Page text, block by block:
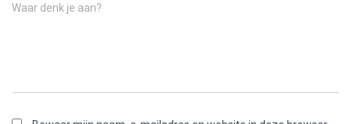
Waar denk je aan?